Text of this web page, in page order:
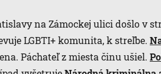
na Zámockej ulici došlo v
LGBTI+ komunita, k streľbe.
Páchateľ z miesta činu ušiel.